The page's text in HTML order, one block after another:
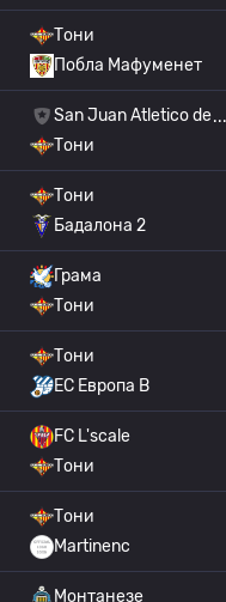
Тони
Побла Мафуменет
San Juan Atletico de
Тони
Тони
Бадалона 2
Грама
Тони
Тони
ЕС Европа B
FC L'scale
Тони
Тони
Martinenc
Монтанезе